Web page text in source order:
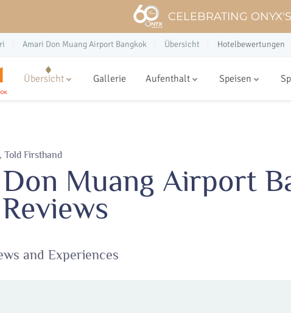
CELEBRATING
Amari Don Muang Airport Bangkok Übersicht Hotelbewertungen
Übersicht Gallerie Aufenthalt Speisen
Told Firsthand
Muang Airport
and Experiences